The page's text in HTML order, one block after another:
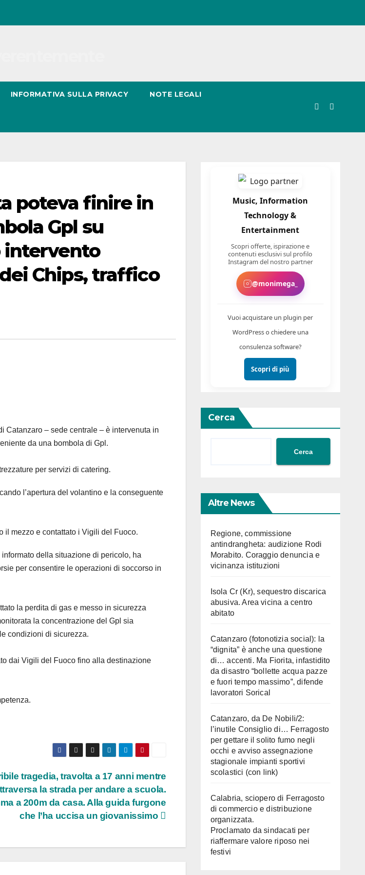
INFORMATIVA SULLA PRIVACY NOTE LEGALI
poteva finire in
Gpl su
intervento
Chips, traffico
Catanzaro – sede centrale – è intervenuta in
da una bombola di Gpl.
per servizi di catering.
l’apertura del volantino e la conseguente
il mezzo e contattato i Vigili del Fuoco.
della situazione di pericolo, ha
per consentire le operazioni di soccorso in
la perdita di gas e messo in sicurezza
la concentrazione del Gpl sia
condizioni di sicurezza.
dai Vigili del Fuoco fino alla destinazione
tragedia, travolta a 17 anni mentre
la strada per andare a scuola.
a 200m da casa. Alla guida furgone
che l’ha uccisa un giovanissimo
Cerca
Cerca
Altre News
Regione, commissione
antindrangheta: audizione Rodi
Morabito. Coraggio denuncia e
vicinanza istituzioni
Isola Cr (Kr), sequestro discarica
abusiva. Area vicina a centro
abitato
Catanzaro (fotonotizia social): la
“dignita” è anche una questione
di… accenti. Ma Fiorita, infastidito
da disastro “bollette acqua pazze
e fuori tempo massimo”, difende
lavoratori Sorical
Catanzaro, da De Nobili/2:
l’inutile Consiglio di… Ferragosto
per gettare il solito fumo negli
occhi e avviso assegnazione
stagionale impianti sportivi
scolastici (con link)
Calabria, sciopero di Ferragosto
di commercio e distribuzione
organizzata.
Proclamato da sindacati per
riaffermare valore riposo nei
festivi
Music, Information
Technology &
Entertainment
Scopri offerte, ispirazione e
contenuti esclusivi sul profilo
Instagram del nostro partner
@monimega_
Vuoi acquistare un plugin per
WordPress o chiedere una
consulenza software?
Scopri di più